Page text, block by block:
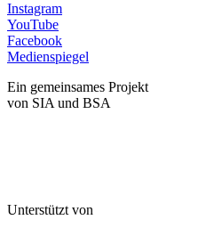
Instagram
YouTube
Facebook
Medienspiegel
Ein gemeinsames Projekt
von SIA und BSA
Unterstützt von